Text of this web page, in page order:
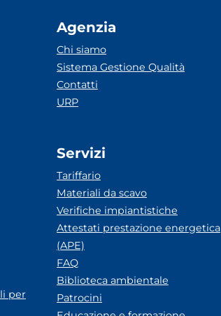
per
Agenzia
Chi siamo
Sistema Gestione Qualità
Contatti
URP
Servizi
Tariffario
Materiali da scavo
Verifiche impiantistiche
Attestati prestazione energetica
(APE)
FAQ
Biblioteca ambientale
Patrocini